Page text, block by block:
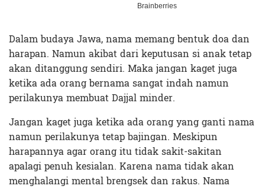
Dalam budaya Jawa, nama memang bentuk doa dan
harapan. Namun akibat dari keputusan si anak tetap
akan ditanggung sendiri. Maka jangan kaget juga
ketika ada orang bernama sangat indah namun
perilakunya membuat Dajjal minder.
Jangan kaget juga ketika ada orang yang ganti nama
namun perilakunya tetap bajingan. Meskipun
harapannya agar orang itu tidak sakit-sakitan
apalagi penuh kesialan. Karena nama tidak akan
menghalangi mental brengsek dan rakus. Nama